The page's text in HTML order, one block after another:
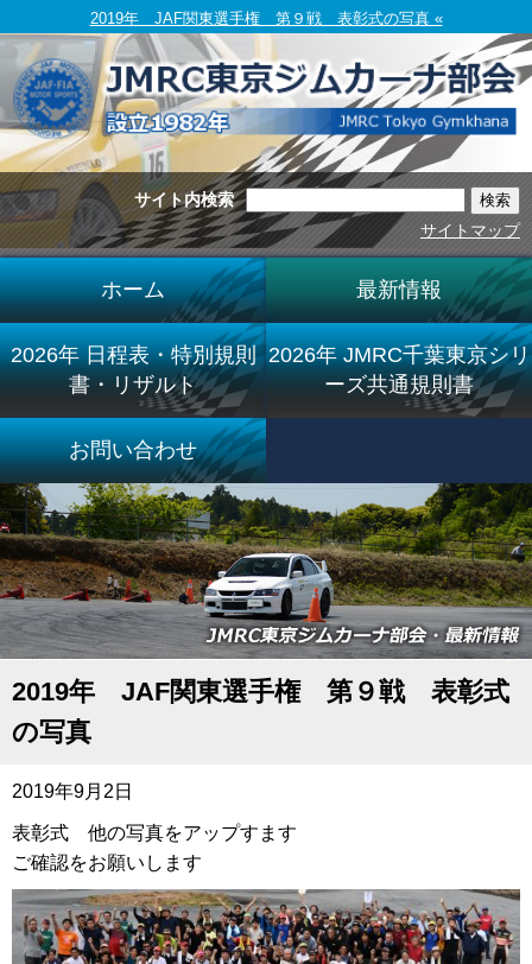
2019年 JAF関東選手権 第９戦 表彰式の写真 «
サイト内検索
サイトマップ
ホーム 最新情報
2026年 日程表・特別規則
書・リザルト
2026年 JMRC千葉東京シリ
ーズ共通規則書
お問い合わせ
2019年 JAF関東選手権 第９戦 表彰式
の写真
2019年9月2日
表彰式 他の写真をアップすます
ご確認をお願いします